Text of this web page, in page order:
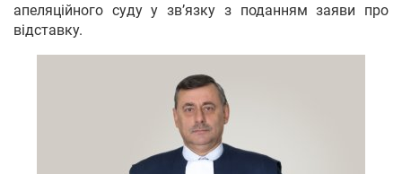
апеляційного суду у зв’язку з поданням заяви про
відставку.